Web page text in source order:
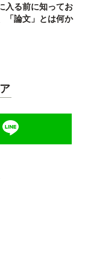
入る前に知ってお
「論文」とは何か